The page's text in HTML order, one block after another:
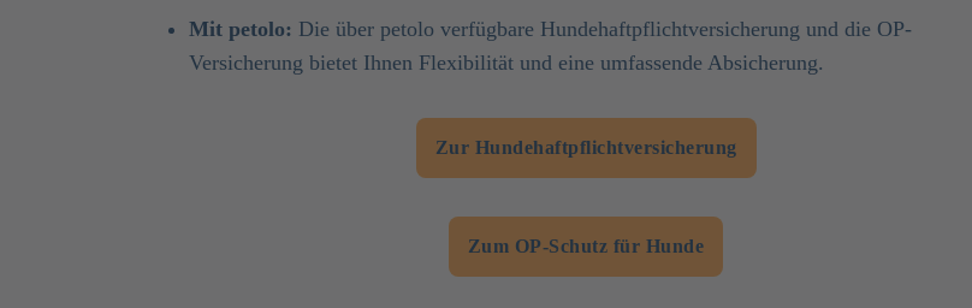
Mit petolo: Die über petolo verfügbare Hundehaftpflichtversicherung und die OP-
Versicherung bietet Ihnen Flexibilität und eine umfassende Absicherung.
Zur Hundehaftpflichtversicherung
Zum OP-Schutz für Hunde